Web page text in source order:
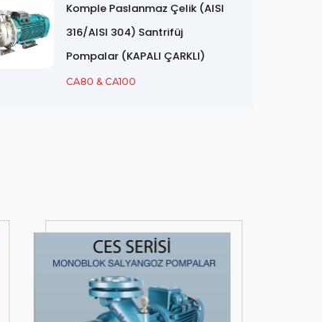
Komple Paslanmaz Çelik (AISI
316/AISI 304) Santrifüj
Pompalar (KAPALI ÇARKLI)
CA80 & CA100